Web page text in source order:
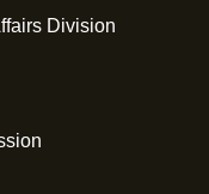
Division